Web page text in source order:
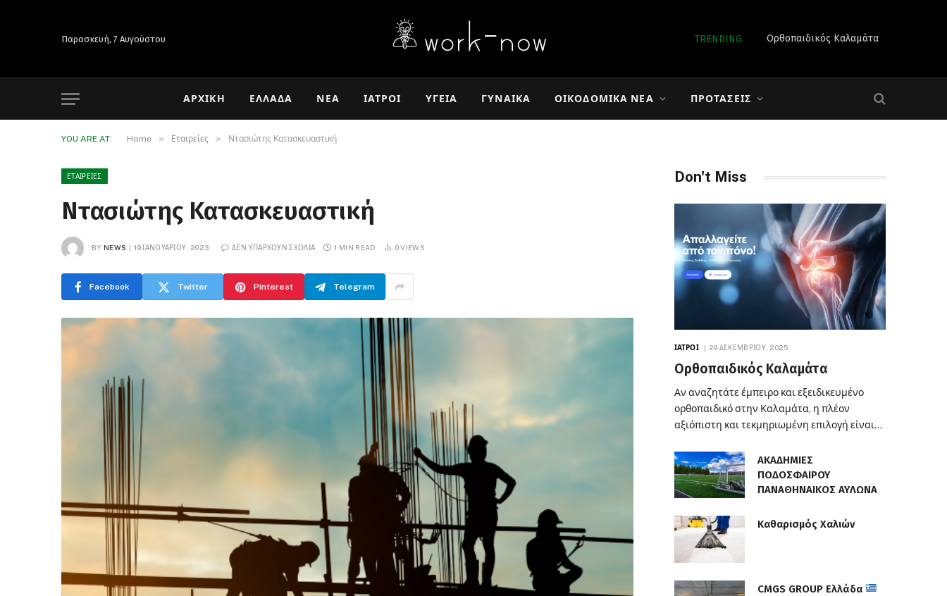
Παρασκευή, 7 Αυγούστου TRENDING Ορθοπαιδικός Καλαμάτα
ΑΡΧΙΚΉ ΕΛΛΆΔΑ ΝΈΑ ΙΑΤΡΟΊ ΥΓΕΊΑ ΓΥΝΑΊΚΑ ΟΙΚΟΔΟΜΙΚΆ ΝΈΑ ΠΡΟΤΆΣΕΙΣ
YOU ARE AT: Home » Εταιρείες » Ντασιώτης Κατασκευαστική
ΕΤΑΙΡΕΊΕΣ
Ντασιώτης Κατασκευαστική
BY NEWS 19 ΙΑΝΟΥΑΡΊΟΥ, 2023 ΔΕΝ ΥΠΆΡΧΟΥΝ ΣΧΌΛΙΑ 1 MIN READ 0VIEWS
Facebook Twitter Pinterest Telegram
Don't Miss
ΙΑΤΡΟΊ 29 ΔΕΚΕΜΒΡΊΟΥ, 2025
Ορθοπαιδικός Καλαμάτα
Αν αναζητάτε έμπειρο και εξειδικευμένο
ορθοπαιδικό στην Καλαμάτα, η πλέον
αξιόπιστη και τεκμηριωμένη επιλογή είναι…
ΑΚΑΔΗΜΙΕΣ
ΠΟΔΟΣΦΑΙΡΟΥ
ΠΑΝΑΘΗΝΑΙΚΟΣ ΑΥΛΩΝΑ
Καθαρισμός Χαλιών
CMGS GROUP Ελλάδα